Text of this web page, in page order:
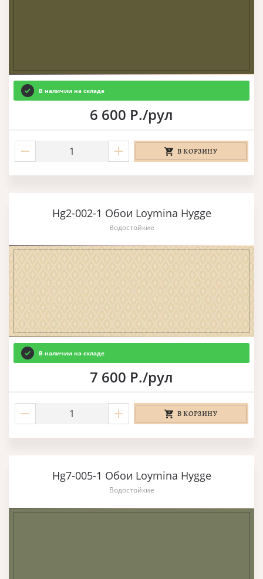
В наличии на складе
6 600 Р./рул
В КОРЗИНУ
Hg2-002-1 Обои Loymina Hygge
Водостойкие
В наличии на складе
7 600 Р./рул
В КОРЗИНУ
Hg7-005-1 Обои Loymina Hygge
Водостойкие